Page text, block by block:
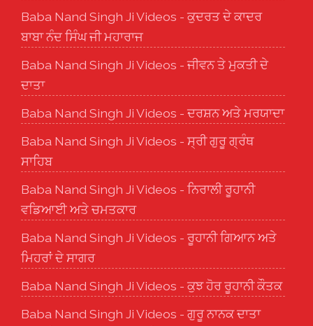
Baba Nand Singh Ji Videos - ਕੁਦਰਤ ਦੇ ਕਾਦਰ
ਬਾਬਾ ਨੰਦ ਸਿੰਘ ਜੀ ਮਹਾਰਾਜ
Baba Nand Singh Ji Videos - ਜੀਵਨ ਤੇ ਮੁਕਤੀ ਦੇ
ਦਾਤਾ
Baba Nand Singh Ji Videos - ਦਰਸ਼ਨ ਅਤੇ ਮਰਯਾਦਾ
Baba Nand Singh Ji Videos - ਸ੍ਰੀ ਗੁਰੂ ਗ੍ਰੰਥ
ਸਾਹਿਬ
Baba Nand Singh Ji Videos - ਨਿਰਾਲੀ ਰੂਹਾਨੀ
ਵਡਿਆਈ ਅਤੇ ਚਮਤਕਾਰ
Baba Nand Singh Ji Videos - ਰੂਹਾਨੀ ਗਿਆਨ ਅਤੇ
ਮਿਹਰਾਂ ਦੇ ਸਾਗਰ
Baba Nand Singh Ji Videos - ਕੁਝ ਹੋਰ ਰੂਹਾਨੀ ਕੌਤਕ
Baba Nand Singh Ji Videos - ਗੁਰੂ ਨਾਨਕ ਦਾਤਾ